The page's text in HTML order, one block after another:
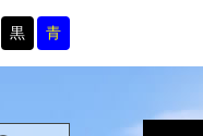
黒 青